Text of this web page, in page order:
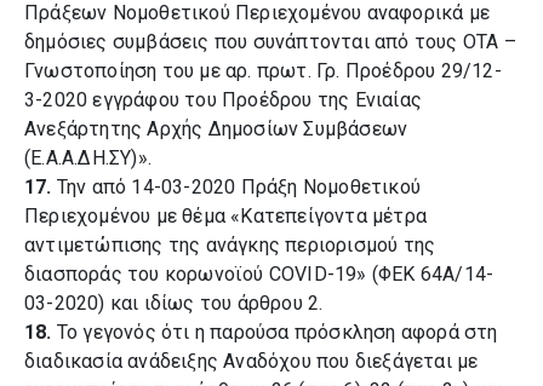
Πράξεων Νομοθετικού Περιεχομένου αναφορικά με
δημόσιες συμβάσεις που συνάπτονται από τους ΟΤΑ –
Γνωστοποίηση του με αρ. πρωτ. Γρ. Προέδρου 29/12-
3-2020 εγγράφου του Προέδρου της Ενιαίας
Ανεξάρτητης Αρχής Δημοσίων Συμβάσεων
(Ε.Α.Α.ΔΗ.ΣΥ)».
17. Την από 14-03-2020 Πράξη Νομοθετικού
Περιεχομένου με θέμα «Κατεπείγοντα μέτρα
αντιμετώπισης της ανάγκης περιορισμού της
διασποράς του κορωνοϊού COVID-19» (ΦΕΚ 64Α/14-
03-2020) και ιδίως του άρθρου 2.
18. Το γεγονός ότι η παρούσα πρόσκληση αφορά στη
διαδικασία ανάδειξης Αναδόχου που διεξάγεται με